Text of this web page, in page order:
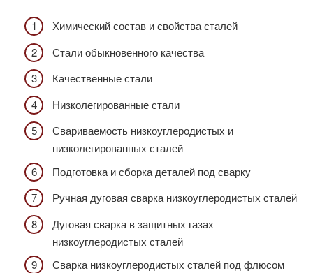
Химический состав и свойства сталей
Стали обыкновенного качества
Качественные стали
Низколегированные стали
Свариваемость низкоуглеродистых и
низколегированных сталей
Подготовка и сборка деталей под сварку
Ручная дуговая сварка низкоуглеродистых сталей
Дуговая сварка в защитных газах
низкоуглеродистых сталей
Сварка низкоуглеродистых сталей под флюсом